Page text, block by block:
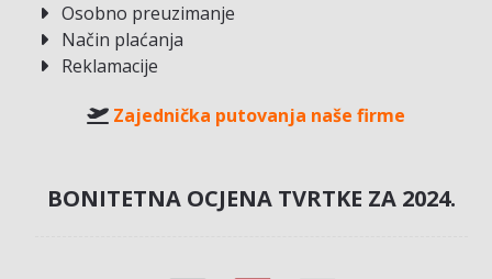
Osobno preuzimanje
Način plaćanja
Reklamacije
Zajednička putovanja naše firme
BONITETNA OCJENA TVRTKE ZA 2024.